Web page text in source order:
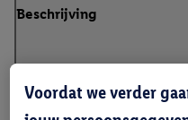
Beschrijving
Voordat we verder